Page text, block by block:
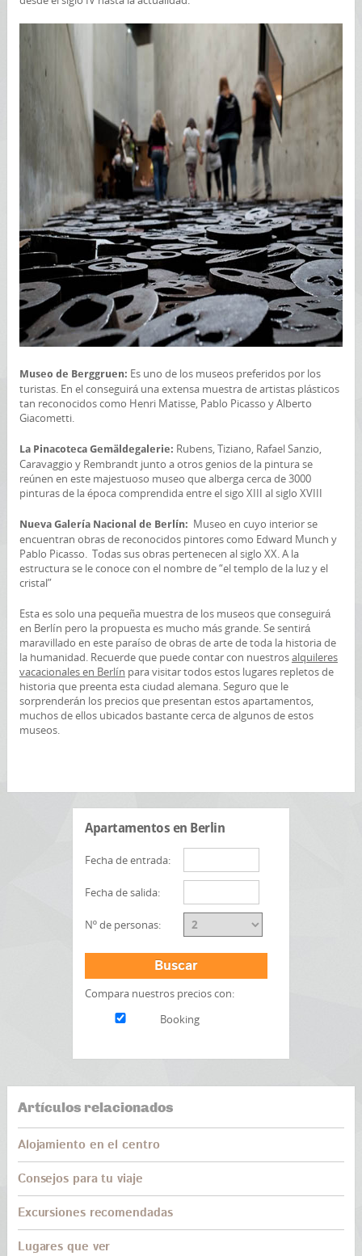
Museo de Berggruen: Es uno de los museos preferidos por los
turistas. En el conseguirá una extensa muestra de artistas plásticos
tan reconocidos como Henri Matisse, Pablo Picasso y Alberto
Giacometti.
La Pinacoteca Gemäldegalerie: Rubens, Tiziano, Rafael Sanzio,
Caravaggio y Rembrandt junto a otros genios de la pintura se
reúnen en este majestuoso museo que alberga cerca de 3000
pinturas de la época comprendida entre el sigo XIII al siglo XVIII
Nueva Galería Nacional de Berlín: Museo en cuyo interior se
encuentran obras de reconocidos pintores como Edward Munch y
Pablo Picasso. Todas sus obras pertenecen al siglo XX. A la
estructura se le conoce con el nombre de “el templo de la luz y el
cristal”
Esta es solo una pequeña muestra de los museos que conseguirá
en Berlín pero la propuesta es mucho más grande. Se sentirá
maravillado en este paraíso de obras de arte de toda la historia de
la humanidad. Recuerde que puede contar con nuestrosalquileres
vacacionales en Berlín para visitar todos estos lugares repletos de
historia que preenta esta ciudad alemana. Seguro que le
sorprenderán los precios que presentan estos apartamentos,
muchos de ellos ubicados bastante cerca de algunos de estos
museos.
Apartamentos en Berlin
Fecha de entrada:
Fecha de salida:
Nº de personas:
Buscar
Compara nuestros precios con:
Booking
Artículos relacionados
Alojamiento en el centro
Consejos para tu viaje
Excursiones recomendadas
Lugares que ver